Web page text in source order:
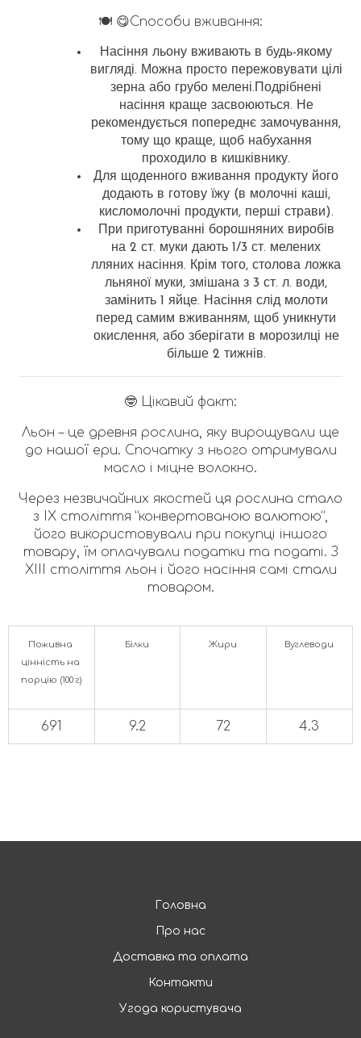
🍽 😋Способи вживання:
Насіння льону вживають в будь-якому
вигляді. Можна просто пережовувати цілі
зерна або грубо мелені.Подрібнені
насіння краще засвоюються. Не
рекомендується попереднє замочування,
тому що краще, щоб набухання
проходило в кишківнику.
Для щоденного вживання продукту його
додають в готову їжу (в молочні каші,
кисломолочні продукти, перші страви).
При приготуванні борошняних виробів
на 2 ст. муки дають 1/3 ст. мелених
лляних насіння. Крім того, столова ложка
льняної муки, змішана з 3 ст. л. води,
замінить 1 яйце. Насіння слід молоти
перед самим вживанням, щоб уникнути
окислення, або зберігати в морозилці не
більше 2 тижнів.
🤓 Цікавий факт:
Льон – це древня рослина, яку вирощували ще
до нашої ери. Спочатку з нього отримували
масло і міцне волокно.
Через незвичайних якостей ця рослина стало
з IX століття “конвертованою валютою”,
його використовували при покупці іншого
товару, їм оплачували податки та податі. З
XIII століття льон і його насіння самі стали
товаром.
Поживна
цінність на
порцію (100 г)
Білки Жири Вуглеводи
691 9.2 72 4.3
Головна
Про нас
Доставка та оплата
Контакти
Угода користувача